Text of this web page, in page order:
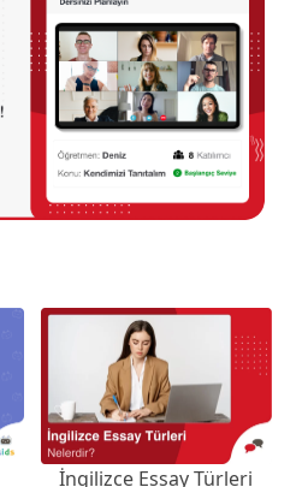
İngilizce Essay Türleri